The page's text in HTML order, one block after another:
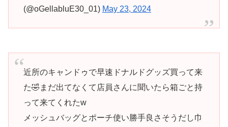
(@oGellabluE30_01) May 23, 2024
近所のキャンドゥで早速ドナルドグッズ買って来
た🤣まだ出てなくて店員さんに聞いたら箱ごと持
って来てくれたw
メッシュバッグとポーチ使い勝手良さそうだし巾